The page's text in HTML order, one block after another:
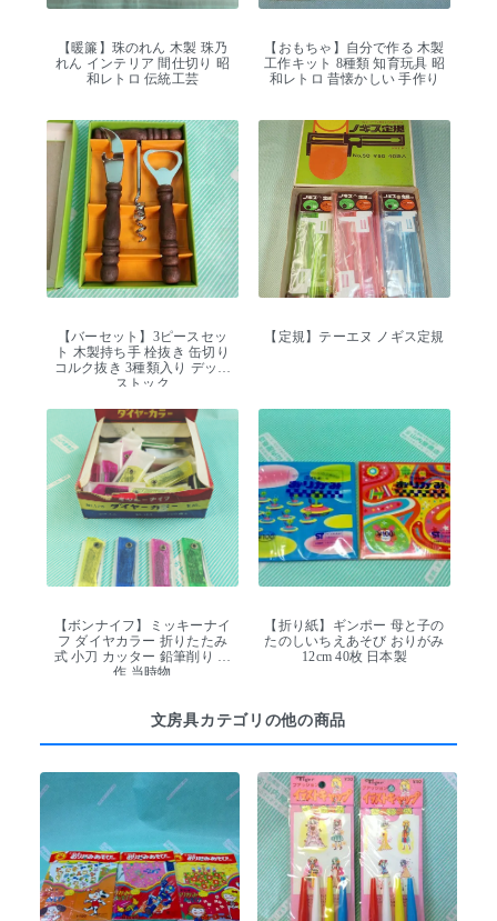
【暖簾】珠のれん 木製 珠乃
れん インテリア 間仕切り 昭
和レトロ 伝統工芸
【おもちゃ】自分で作る 木製
工作キット 8種類 知育玩具 昭
和レトロ 昔懐かしい 手作り
【バーセット】3ピースセッ
ト 木製持ち手 栓抜き 缶切り
コルク抜き 3種類入り デッド
ストック
【定規】テーエヌ ノギス定規
【ボンナイフ】ミッキーナイ
フ ダイヤカラー 折りたたみ
式 小刀 カッター 鉛筆削り 工
作 当時物
【折り紙】ギンポー 母と子の
たのしいちえあそび おりがみ
12cm 40枚 日本製
文房具カテゴリの他の商品